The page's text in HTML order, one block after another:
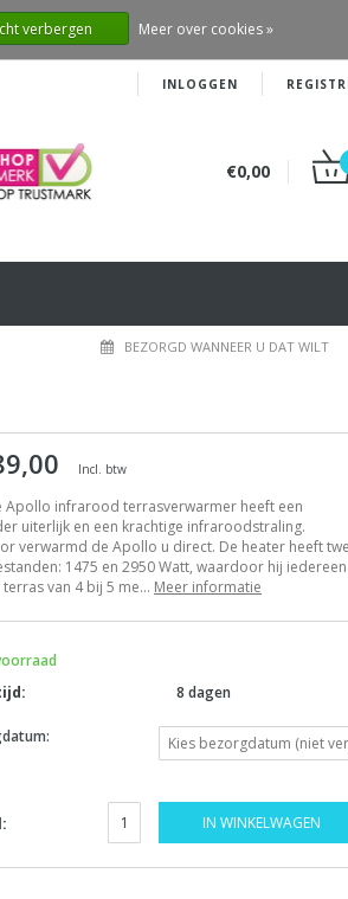
INLOGGEN
€0,00
BEZORGD WANNEER U DAT WILT
Incl. btw
Apollo infrarood terrasverwarmer heeft een
uiterlijk en een krachtige infraroodstraling.
verwarmd de Apollo u direct. De heater heeft
1475 en 2950 Watt, waardoor hij iedereen
van 4 bij 5 me... Meer informatie
8 dagen
IN WINKELWAGEN
verbergen Meer over cookies »